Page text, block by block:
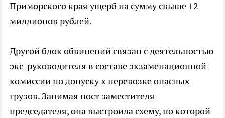
Приморского края ущерб на сумму свыше 12
миллионов рублей.
Другой блок обвинений связан с деятельностью
экс-руководителя в составе экзаменационной
комиссии по допуску к перевозке опасных
грузов. Занимая пост заместителя
председателя, она выстроила схему, по которой